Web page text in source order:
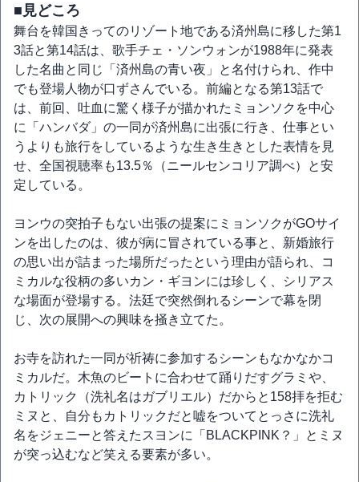
■見どころ
舞台を韓国きってのリゾート地である済州島に移した第1
3話と第14話は、歌手チェ・ソンウォンが1988年に発表
した名曲と同じ「済州島の青い夜」と名付けられ、作中
でも登場人物が口ずさんでいる。前編となる第13話で
は、前回、吐血に驚く様子が描かれたミョンソクを中心
に「ハンバダ」の一同が済州島に出張に行き、仕事とい
うよりも旅行をしているような生き生きとした表情を見
せ、全国視聴率も13.5％（ニールセンコリア調べ）と安
定している。
ヨンウの突拍子もない出張の提案にミョンソクがGOサイ
ンを出したのは、彼が病に冒されている事と、新婚旅行
の思い出が詰まった場所だったという理由が語られ、コ
ミカルな役柄の多いカン・ギヨンには珍しく、シリアス
な場面が登場する。法廷で突然倒れるシーンで幕を閉
じ、次の展開への興味を掻き立てた。
お寺を訪れた一同が祈祷に参加するシーンもなかなかコ
ミカルだ。木魚のビートに合わせて踊りだすグラミや、
カトリック（洗礼名はガブリエル）だからと158拝を拒む
ミヌと、自分もカトリックだと嘘をついてとっさに洗礼
名をジェニーと答えたスヨンに「BLACKPINK？」とミヌ
が突っ込むなど笑える要素が多い。